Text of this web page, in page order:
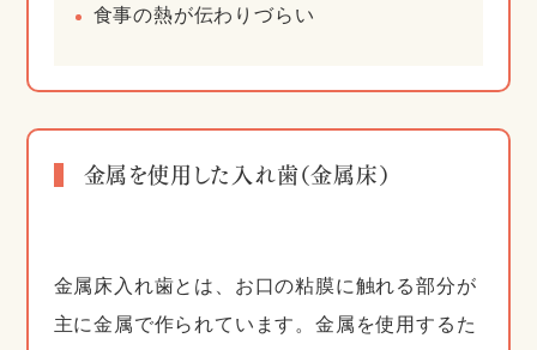
食事の熱が伝わりづらい
金属を使用した入れ歯（金属床）
金属床入れ歯とは、お口の粘膜に触れる部分が
主に金属で作られています。金属を使用するた